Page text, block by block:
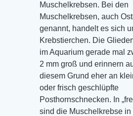
Muschelkrebsen. Bei den
Muschelkrebsen, auch
genannt, handelt es sich
Krebstierchen. Die
im Aquarium gerade mal
2 mm groß und erinnern
diesem Grund eher an
oder frisch geschlüpfte
Posthornschnecken. In
sind die Muschelkrebse